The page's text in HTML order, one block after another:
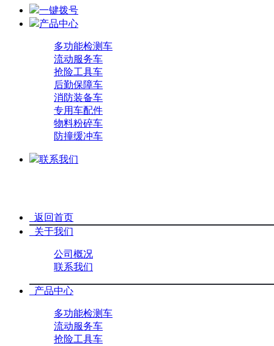
一键拨号
产品中心
多功能检测车
流动服务车
抢险工具车
后勤保障车
消防装备车
专用车配件
物料粉碎车
防撞缓冲车
联系我们
返回首页
关于我们
公司概况
联系我们
产品中心
多功能检测车
流动服务车
抢险工具车